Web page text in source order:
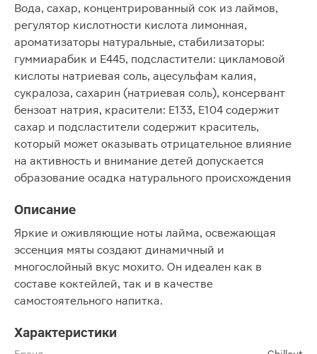
Вода, сахар, концентрированный сок из лаймов,
регулятор кислотности кислота лимонная,
ароматизаторы натуральные, стабилизаторы:
гуммиарабик и Е445, подсластители: цикламовой
кислоты натриевая соль, ацесульфам калия,
сукралоза, сахарин (натриевая соль), консервант
бензоат натрия, красители: Е133, Е104 содержит
сахар и подсластители содержит краситель,
который может оказывать отрицательное влияние
на активность и внимание детей допускается
образование осадка натурального происхождения
Описание
Яркие и оживляющие ноты лайма, освежающая
эссенция мяты создают динамичный и
многослойный вкус мохито. Он идеален как в
составе коктейлей, так и в качестве
самостоятельного напитка.
Характеристики